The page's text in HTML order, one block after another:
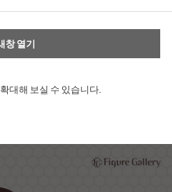
창 열기
대해 보실 수 있습니다.